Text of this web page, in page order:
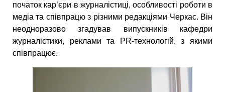
початок кар’єри в журналістиці, особливості роботи в
медіа та співпрацю з різними редакціями Черкас. Він
неодноразово згадував випускників кафедри
журналістики, реклами та PR-технологій, з якими
співпрацює.